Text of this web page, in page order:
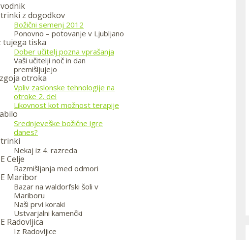
z dogodkov
Božični semenj 2012
Ponovno – potovanje v Ljubljano
tujega tiska
Dober učitelj pozna vprašanja
Vaši učitelji noč in dan
premišljujejo
otroka
Vpliv zaslonske tehnologije na
otroke 2. del
Likovnost kot možnost terapije
Srednjeveške božične igre
danes?
Nekaj iz 4. razreda
Celje
Razmišljanja med odmori
Maribor
Bazar na waldorfski šoli v
Mariboru
Naši prvi koraki
Ustvarjalni kamenčki
Radovljica
Iz Radovljice